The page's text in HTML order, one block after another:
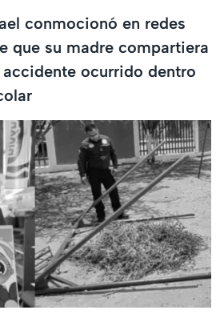
conmocionó en redes
que su madre compartiera
ocurrido dentro